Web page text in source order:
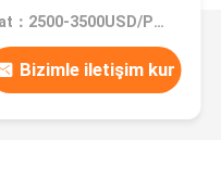
Fiyat：2500-3500USD/PIECE
Bizimle iletişim kur